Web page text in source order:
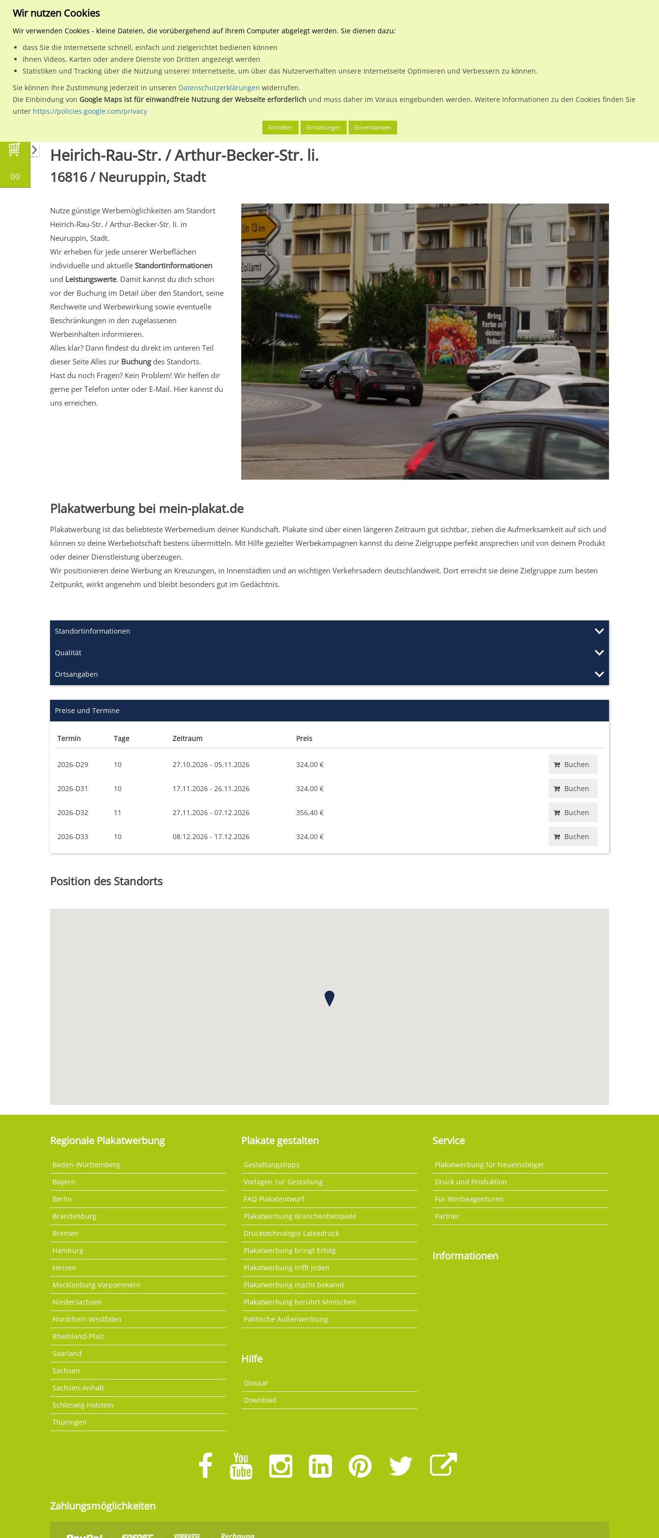
Planen & Buchen Plakatwerbung
Wähle den Werbestandort:
00
Heirich-Rau-Str. / Arthur-Becker-Str. li.
Heirich-Rau-Str. / Arthur-Becker-Str. li.
16816 / Neuruppin, Stadt
Nutze günstige Werbemöglichkeiten am Standort
Heirich-Rau-Str. / Arthur-Becker-Str. li. in
Neuruppin, Stadt.
Wir erheben für jede unserer Werbeflächen
individuelle und aktuelle Standortinformationen
und Leistungswerte. Damit kannst du dich schon
vor der Buchung im Detail über den Standort, seine
Reichweite und Werbewirkung sowie eventuelle
Beschränkungen in den zugelassenen
Werbeinhalten informieren.
Alles klar? Dann findest du direkt im unteren Teil
dieser Seite Alles zur Buchungdes Standorts.
Hast du noch Fragen? Kein Problem! Wir helfen dir
gerne per Telefon unter oder E-Mail. Hier kannst du
uns erreichen.
Plakatwerbung bei mein-plakat.de
Plakatwerbung ist das beliebteste Werbemedium deiner Kundschaft. Plakate sind über einen längeren Zeitraum gut sichtbar, ziehen die Aufmerksamkeit auf sich und
können so deine Werbebotschaft bestens übermitteln. Mit Hilfe gezielter Werbekampagnen kannst du deine Zielgruppe perfekt ansprechen und von deinem Produkt
oder deiner Dienstleistung überzeugen.
Wir positionieren deine Werbung an Kreuzungen, in Innenstädten und an wichtigen Verkehrsadern deutschlandweit. Dort erreicht sie deine Zielgruppe zum besten
Zeitpunkt, wirkt angenehm und bleibt besonders gut im Gedächtnis.
Standortinformationen
Qualität
Ortsangaben
Preise und Termine
Termin Tage Zeitraum Preis
2026-D29 10 27.10.2026 - 05.11.2026 324,00 € Buchen
2026-D31 10 17.11.2026 - 26.11.2026 324,00 € Buchen
2026-D32 11 27.11.2026 - 07.12.2026 356,40 € Buchen
2026-D33 10 08.12.2026 - 17.12.2026 324,00 € Buchen
Position des Standorts
Regionale Plakatwerbung
Baden-Württemberg
Bayern
Berlin
Brandenburg
Bremen
Hamburg
Hessen
Mecklenburg Vorpommern
Niedersachsen
Nordrhein Westfalen
Rheinland-Pfalz
Saarland
Sachsen
Sachsen-Anhalt
Schleswig Holstein
Thüringen
Plakate gestalten
Gestaltungstipps
Vorlagen zur Gestaltung
FAQ Plakatentwurf
Plakatwerbung Branchenbeispiele
Drucktechnologie Latexdruck
Plakatwerbung bringt Erfolg
Plakatwerbung trifft jeden
Plakatwerbung macht bekannt
Plakatwerbung berührt Menschen
Politische Außenwerbung
Hilfe
Glossar
Download
Service
Plakatwerbung für Neueinsteiger
Druck und Produktion
Für Werbeagenturen
Partner
Informationen
Zahlungsmöglichkeiten
Wir nutzen Cookies
Wir verwenden Cookies - kleine Dateien, die vorübergehend auf Ihrem Computer abgelegt werden. Sie dienen dazu:
dass Sie die Internetseite schnell, einfach und zielgerichtet bedienen können
Ihnen Videos, Karten oder andere Dienste von Dritten angezeigt werden
Statistiken und Tracking über die Nutzung unserer Internetseite, um über das Nutzerverhalten unsere Internetseite Optimieren und Verbessern zu können.
Sie können Ihre Zustimmung jederzeit in unseren Datenschutzerklärungen widerrufen.
Die Einbindung von Google Maps ist für einwandfreie Nutzung der Webseite erforderlich und muss daher im Voraus eingebunden werden. Weitere Informationen zu den Cookies finden Sie
unter https://policies.google.com/privacy
Schließen Einstellungen Einverstanden